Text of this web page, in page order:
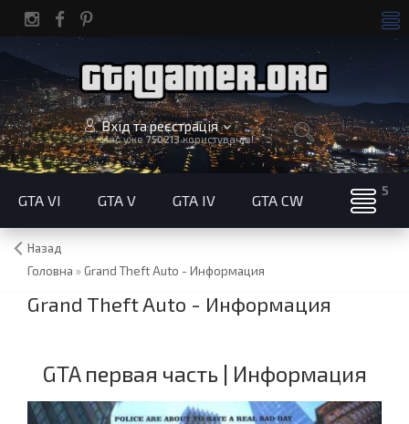
Вхід та реєстрація
Нас уже750213користувачів!
GTA VI GTA V GTA IV GTA CW
Назад
Головна » Grand Theft Auto - Информация
Grand Theft Auto - Информация
GTA первая часть | Информация